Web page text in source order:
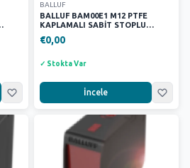
9
BALLUF
BALLUF BAM00E1 M12 PTFE
KAPLAMALI SABİT STOPLU
€0,00
✓ Stokta Var
İncele